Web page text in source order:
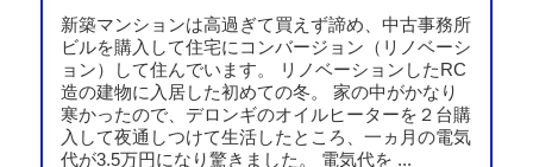
新築マンションは高過ぎて買えず諦め、中古事務所
ビルを購入して住宅にコンバージョン（リノベーシ
ョン）して住んでいます。 リノベーションしたRC
造の建物に入居した初めての冬。 家の中がかなり
寒かったので、デロンギのオイルヒーターを２台購
入して夜通しつけて生活したところ、一ヵ月の電気
代が3.5万円になり驚きました。 電気代を ...